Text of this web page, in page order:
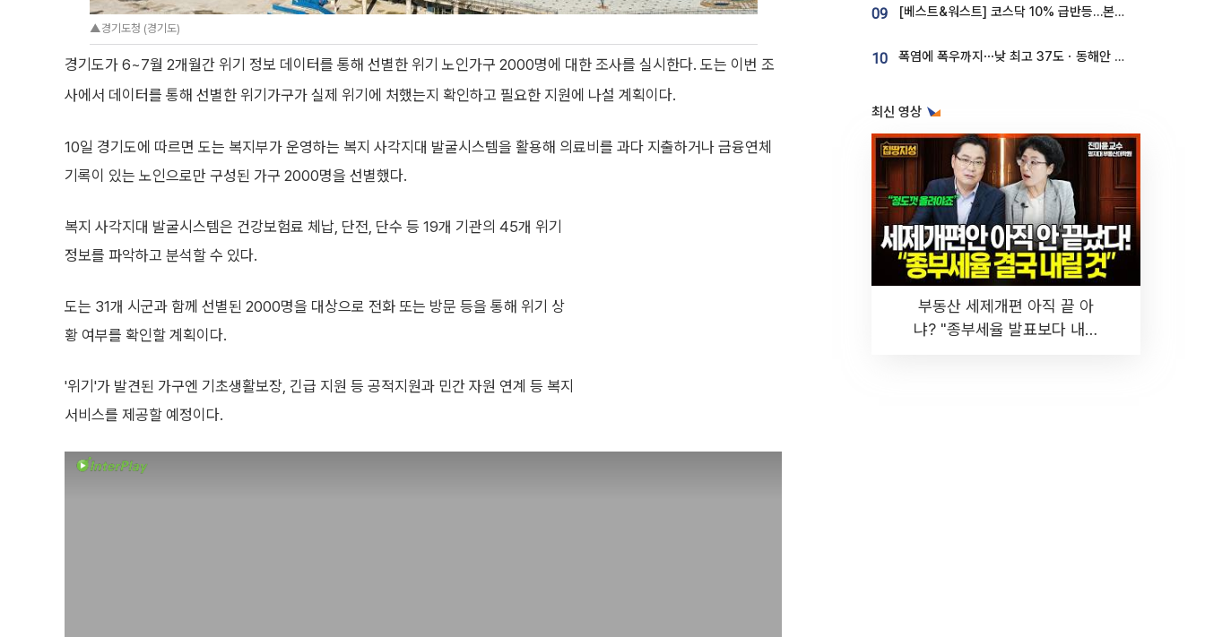
▲경기도청 (경기도)
경기도가 6~7월 2개월간 위기 정보 데이터를 통해 선별한 위기 노인가구 2000명에 대한 조사를 실시한다. 도는 이번 조
사에서 데이터를 통해 선별한 위기가구가 실제 위기에 처했는지 확인하고 필요한 지원에 나설 계획이다.
10일 경기도에 따르면 도는 복지부가 운영하는 복지 사각지대 발굴시스템을 활용해 의료비를 과다 지출하거나 금융연체
기록이 있는 노인으로만 구성된 가구 2000명을 선별했다.
복지 사각지대 발굴시스템은 건강보험료 체납, 단전, 단수 등 19개 기관의 45개 위기
정보를 파악하고 분석할 수 있다.
도는 31개 시군과 함께 선별된 2000명을 대상으로 전화 또는 방문 등을 통해 위기 상
황 여부를 확인할 계획이다.
'위기'가 발견된 가구엔 기초생활보장, 긴급 지원 등 공적지원과 민간 자원 연계 등 복지
서비스를 제공할 예정이다.
09 [베스트&워스트] 코스닥 10% 급반등…본느, 최대주주 변경 기대에 270% 폭등
10 폭염에 폭우까지⋯낮 최고 37도ㆍ동해안 강한 비 [날씨]
최신 영상
부동산 세제개편 아직 끝 아
냐? "종부세율 발표보다 내릴